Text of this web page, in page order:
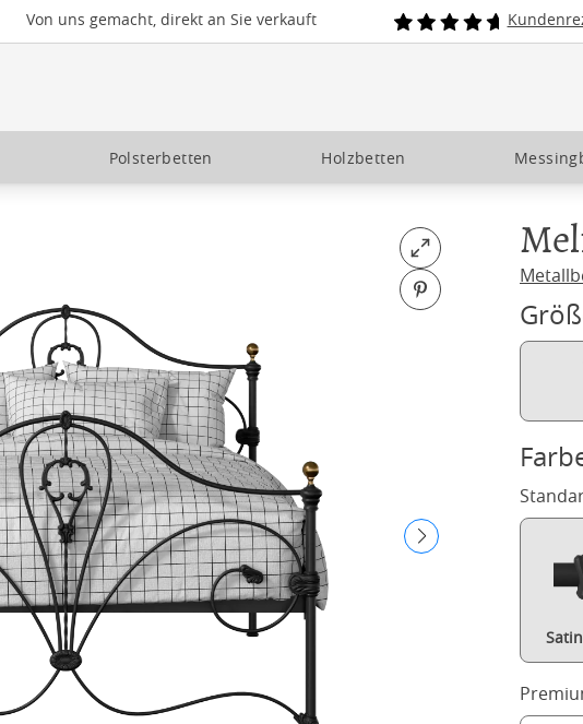
Von uns gemacht, direkt an Sie verkauft
Polsterbetten Holzbetten
Open fullscreen
Pin on Pinterest